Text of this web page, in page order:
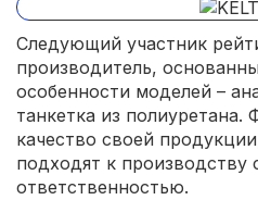
Следующий участник
производитель,
особенности моделей –
танкетка из полиуретана.
качество своей
подходят к производству
ответственностью.